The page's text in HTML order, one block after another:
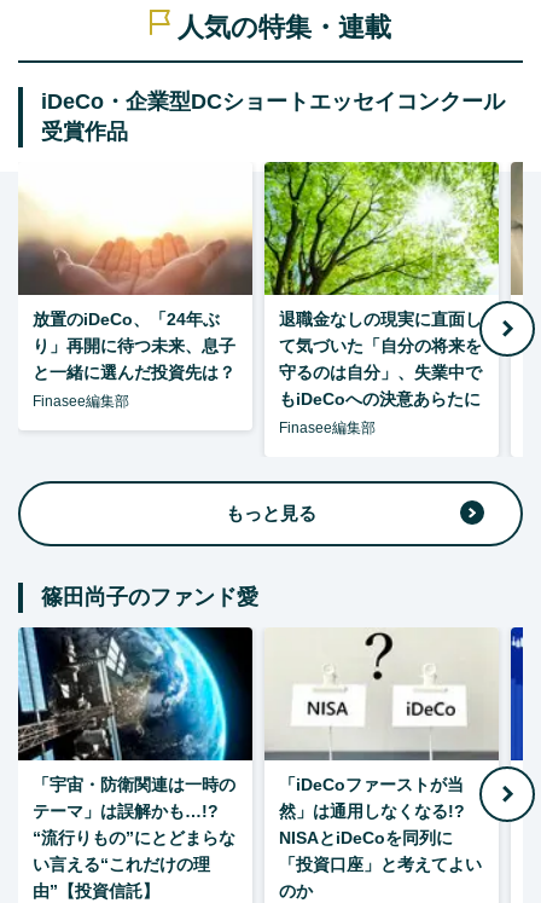
人気の特集・連載
iDeCo・企業型DCショートエッセイコンクール
受賞作品
放置のiDeCo、「24年ぶ
り」再開に待つ未来、息子
と一緒に選んだ投資先は？
Finasee編集部
退職金なしの現実に直面し
て気づいた「自分の将来を
守るのは自分」、失業中で
もiDeCoへの決意あらたに
Finasee編集部
もっと見る
篠田尚子のファンド愛
「宇宙・防衛関連は一時の
テーマ」は誤解かも…!?
“流行りもの”にとどまらな
い言える“これだけの理
由”【投資信託】
「iDeCoファーストが当
然」は通用しなくなる!?
NISAとiDeCoを同列に
「投資口座」と考えてよい
のか